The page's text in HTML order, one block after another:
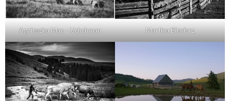
Agnieszka Mac – Uchchman Martina Bieniarz